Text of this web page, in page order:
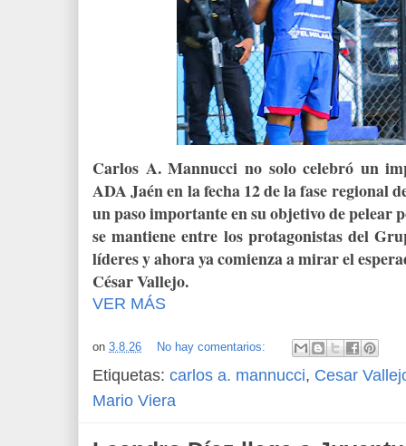
Carlos A. Mannucci no solo celebró un
ADA Jaén en la fecha 12 de la fase regional
un paso importante en su objetivo de pelear
se mantiene entre los protagonistas del
líderes y ahora ya comienza a mirar el
César Vallejo.
VER MÁS
on 3.8.26 No hay comentarios:
Etiquetas: carlos a. mannucci, Cesar
Mario Viera